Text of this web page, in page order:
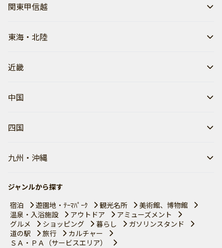
関東甲信越
東海・北陸
近畿
中国
四国
九州・沖縄
ジャンルから探す
宿泊
遊園地・ﾃｰﾏﾊﾟｰｸ 観光名所
美術館、博物館
温泉・入浴施設
アウトドア
アミューズメント
グルメ
ショッピング 暮らし
ガソリンスタンド
道の駅
旅行
カルチャー
ＳＡ・ＰＡ（サービスエリア）